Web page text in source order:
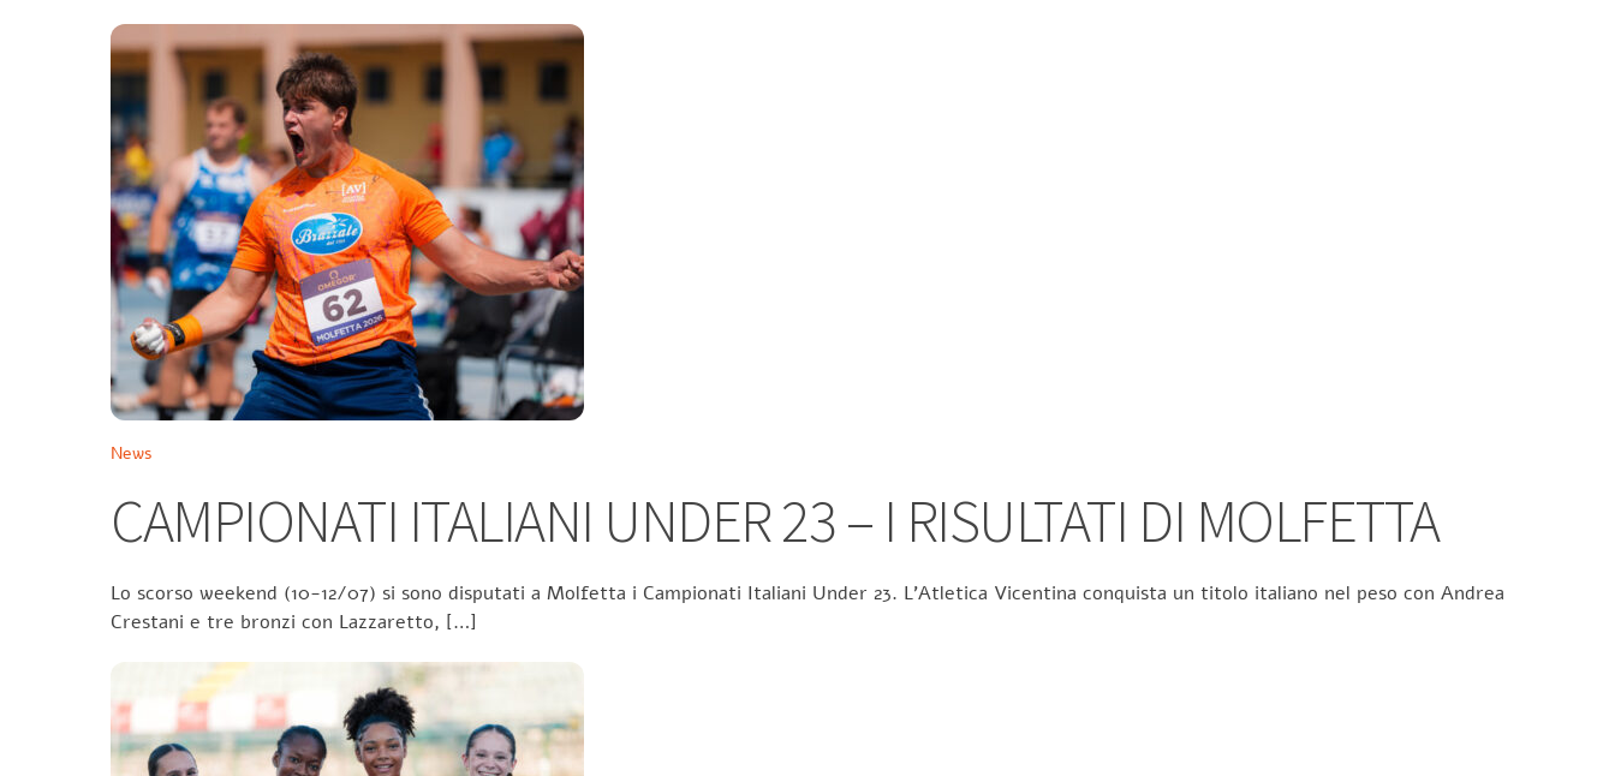
News
CAMPIONATI ITALIANI UNDER 23 – I RISULTATI DI MOLFETTA
Lo scorso weekend (10-12/07) si sono disputati a Molfetta i Campionati Italiani Under 23. L’Atletica Vicentina conquista un titolo italiano nel peso con Andrea
Crestani e tre bronzi con Lazzaretto, […]